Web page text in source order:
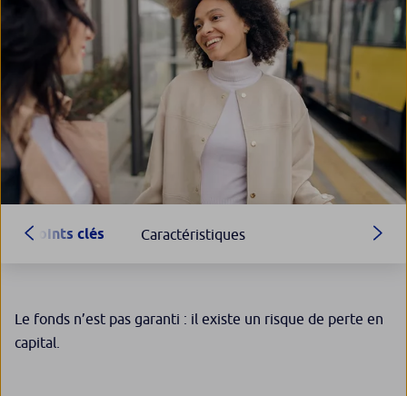
Points clés Caractéristiques
Le fonds n’est pas garanti : il existe un risque de perte en
capital.